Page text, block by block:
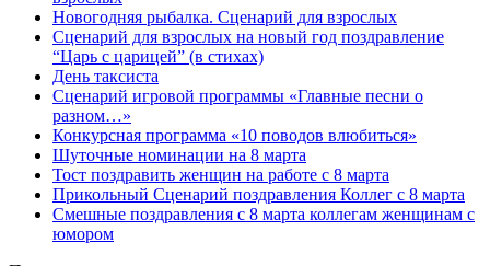
Новогодняя рыбалка. Сценарий для взрослых
Сценарий для взрослых на новый год поздравление
“Царь с царицей” (в стихах)
День таксиста
Сценарий игровой программы «Главные песни о
разном…»
Конкурсная программа «10 поводов влюбиться»
Шуточные номинации на 8 марта
Тост поздравить женщин на работе с 8 марта
Прикольный Сценарий поздравления Коллег с 8 марта
Смешные поздравления с 8 марта коллегам женщинам с
юмором